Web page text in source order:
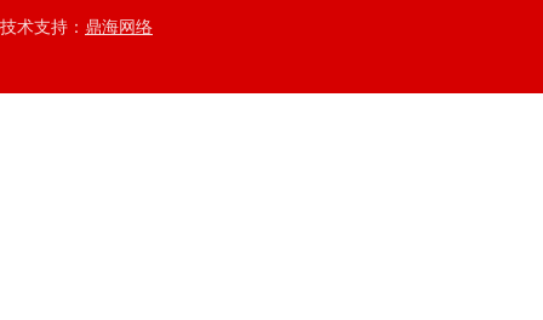
技术支持： 鼎海网络